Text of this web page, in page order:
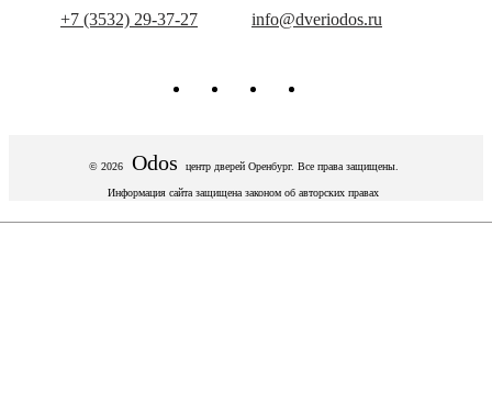
+7 (3532) 29-37-27 info@dveriodos.ru
© 2026 Odos центр дверей Оренбург. Все права защищены.
Информация сайта защищена законом об авторских правах